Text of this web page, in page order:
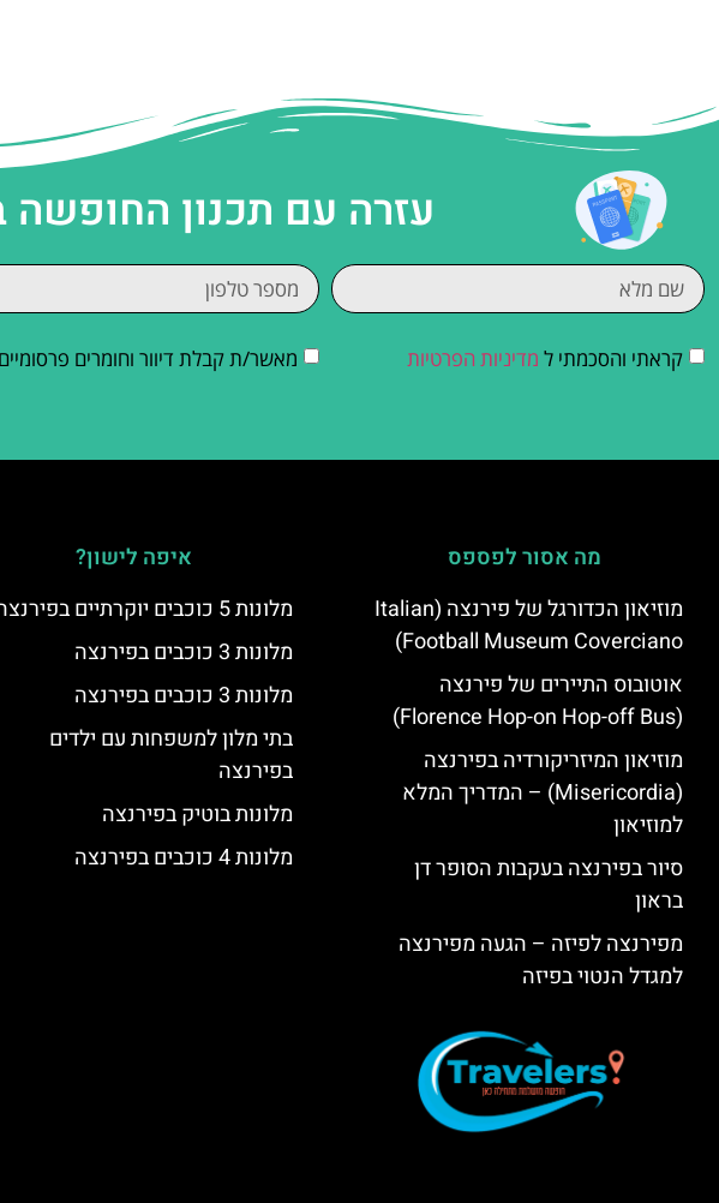
עזרה עם תכנון החופשה
קראתי והסכמתי ל מדיניות הפרטיות מאשר/ת קבלת דיוור וחומרים פרסומיים
מה אסור לפספס
מוזיאון הכדורגל של פירנצה (Italian
Football Museum Coverciano)
אוטובוס התיירים של פירנצה
(Florence Hop-on Hop-off Bus)
מוזיאון המיזריקורדיה בפירנצה
(Misericordia) – המדריך המלא
למוזיאון
סיור בפירנצה בעקבות הסופר דן
בראון
מפירנצה לפיזה – הגעה מפירנצה
למגדל הנטוי בפיזה
איפה לישון?
מלונות 5 כוכבים יוקרתיים בפירנצה
מלונות 3 כוכבים בפירנצה
מלונות 3 כוכבים בפירנצה
בתי מלון למשפחות עם ילדים
בפירנצה
מלונות בוטיק בפירנצה
מלונות 4 כוכבים בפירנצה